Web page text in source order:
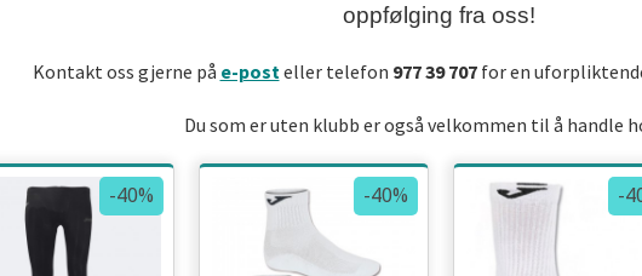
oppfølging fra oss!
Kontakt oss gjerne på e-post eller telefon 977 39 707 for en
Du som er uten klubb er også velkommen til å handle
-40% -40% -